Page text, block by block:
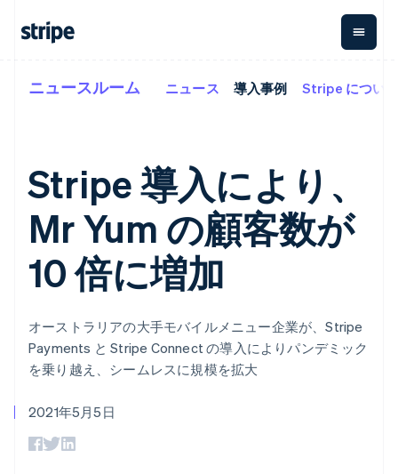
支払い
済
Managed
Payments
マーチャント
オブレコード
ソリューショ
ン
Payment links
コーディング
ージ
Checkout
構築済み決済
UI
Elements
決済手段
125 以上の決
済手段を利用
収益
Metronome
従量課金
サブスクリ
プション
サブスクリ
プションの
管理
Invoicing
は継続
Tax
消費税と
VAT の自動
資金管
Payouts
第三者
への入
金
プラッ
企業規模別
ユースケース別
エージェンティックコマ
ース
E コマース / ECサイト
グローバルビジネス
アプリ内決済
マーケットプレイス
資金管理
ドキュメント
Stripe Apps
ガイド
オンライン決済を受け付
プラットフォームまたは
マーケットプレイスを構
築する
サブスクリプションを管
学ぶ
サポート
サポートに問い合わせる
管理サポートプラン
ニュースルーム ニュース 導入事例 Stripe につい
Stripe 導入により、
Mr Yum の顧客数が
10 倍に増加
オーストラリアの大手モバイルメニュー企業が、Stripe
Payments と Stripe Connect の導入によりパンデミック
を乗り越え、シームレスに規模を拡大
2021年5月5日